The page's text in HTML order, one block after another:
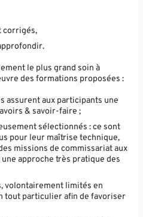
corrigés,
le plus grand soin à
des formations proposées :
assurent aux participants une
& savoir-faire ;
sélectionnés : ce sont
pour leur maîtrise technique,
missions de commissariat aux
approche très pratique des
volontairement limités en
tout particulier afin de favoriser